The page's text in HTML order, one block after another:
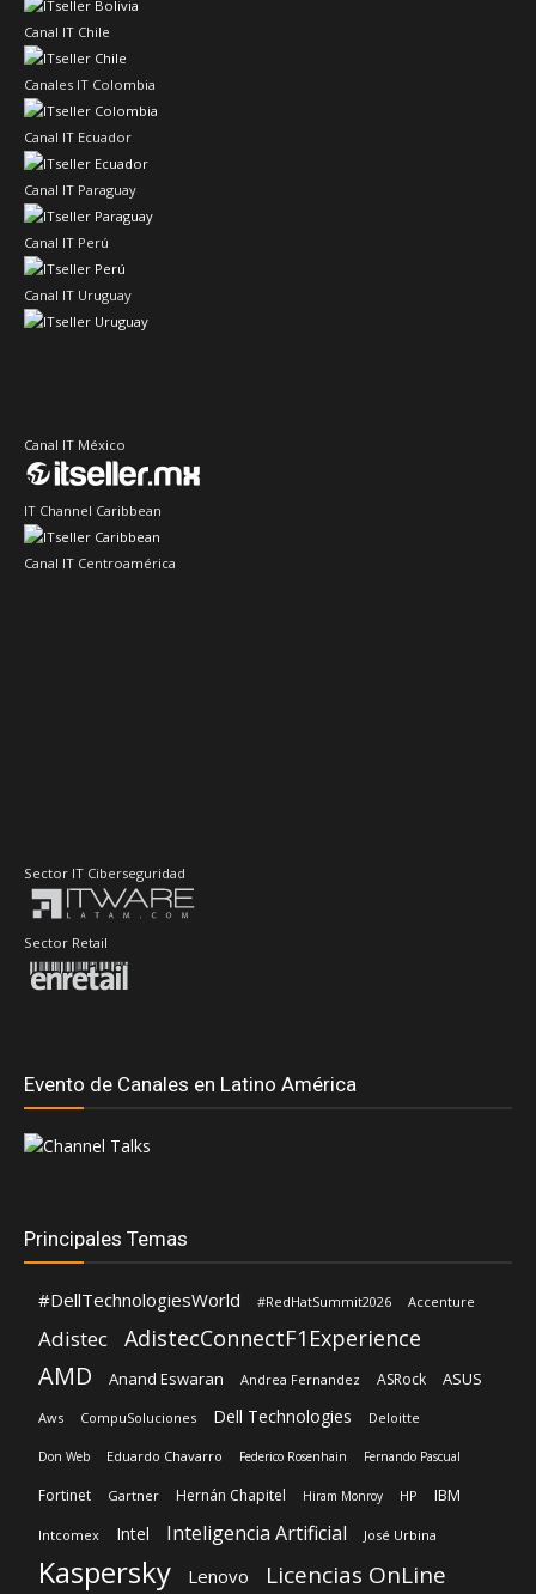
Canal IT Chile
Canales IT Colombia
Canal IT Ecuador
Canal IT Paraguay
Canal IT Perú
Canal IT Uruguay
Canal IT México
IT Channel Caribbean
Canal IT Centroamérica
Sector IT Ciberseguridad
Sector Retail
Evento de Canales en Latino América
Principales Temas
#DellTechnologiesWorld #RedHatSummit2026 Accenture
Adistec AdistecConnectF1Experience
AMD Anand Eswaran Andrea Fernandez ASRock ASUS
Aws CompuSoluciones Dell Technologies Deloitte
Don Web Eduardo Chavarro Federico Rosenhain Fernando Pascual
Fortinet Gartner Hernán Chapitel Hiram Monroy HP IBM
Intcomex Intel Inteligencia Artificial José Urbina
Kaspersky Lenovo Licencias OnLine